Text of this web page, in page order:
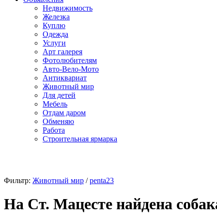
Недвижимость
Железка
Куплю
Одежда
Услуги
Арт галерея
Фотолюбителям
Авто-Вело-Мото
Антиквариат
Животный мир
Для детей
Мебель
Отдам даром
Обменяю
Работа
Строительная ярмарка
Фильтр: Животный мир /penta23
На Ст. Мацесте найдена